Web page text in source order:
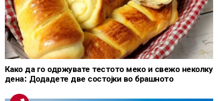
Како да го одржувате тестото меко и свежо неколку
дена: Додадете две состојки во брашното